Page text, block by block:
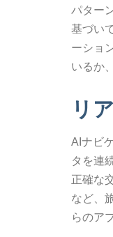
パター
基づい
ーショ
いるか
リ
AIナビ
タを連
正確な
など、
らのア